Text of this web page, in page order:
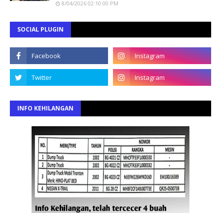
8/04/2026 02:10:00 PM
SOCIAL PLUGIN
INFO KEHILANGAN